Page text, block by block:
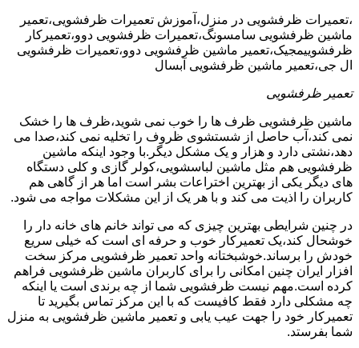
،تعمیرات ظرفشویی در منزل،آموزش تعمیرات ظرفشویی،تعمیر
ماشین ظرفشویی سامسونگ،تعمیرات ظرفشویی دوو،تعمیرکار
ظرفشوییمجیک،تعمیر ماشین ظرفشویی دوو،تعمیرات ظرفشویی
ال جی،تعمیر ماشین ظرفشویی آبسال
تعمیر ظرفشویی
ماشین ظرفشویی ظرف ها را خوب نمی شوید،ظرف ها را خشک
نمی کند،آب حاصل از شستشوی ظروف را تخلیه نمی کند،صدا می
دهد،نشتی دارد و هزار و یک مشکل دیگر.با وجود اینکه ماشین
ظرفشویی هم مثل ماشین لباسشویی،کولر گازی و کلی دستگاه
های دیگر یکی از بهترین اختراعات بشر است اما هر از گاهی هم
کاربران را اذیت می کند و با هر یک از این مشکلات مواجه می شود.
در چنین شرایطی بهترین چیزی که می تواند خانم های خانه دار را
خوشحال کند،یک تعمیرکار خوب و حرفه ای است که خیلی سریع
خودش را برساند.خوشبختانه واحد تعمیر ظرفشویی مرکز سخت
افزار ایران چنین امکانی را برای کاربران ماشین ظرفشویی فراهم
کرده است.مهم نیست ظرفشویی شما از چه برندی است یا اینکه
چه مشکلی دارد فقط کافیست که با این مرکز تماس بگیرید تا
تعمیرکار خود را جهت عیب یابی و تعمیر ماشین ظرفشویی به منزل
شما بفرستد.